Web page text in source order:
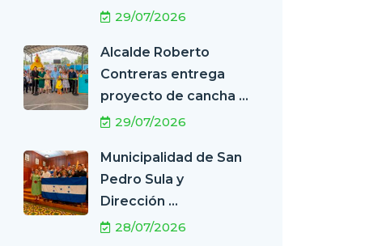
29/07/2026
Alcalde Roberto
Contreras entrega
proyecto de cancha ...
29/07/2026
Municipalidad de San
Pedro Sula y
Dirección ...
28/07/2026